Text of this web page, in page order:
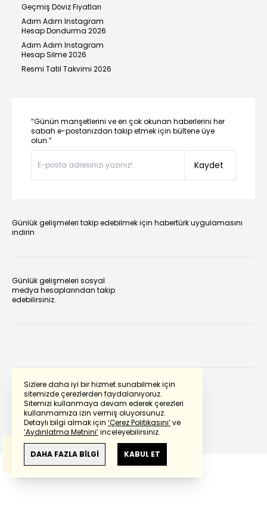
Sizlere daha iyi bir hizmet sunabilmek için
sitemizde çerezlerden faydalanıyoruz.
Sitemizi kullanmaya devam ederek çerezleri
kullanmamıza izin vermiş oluyorsunuz.
Detaylı bilgi almak için ‘Çerez Politikasını’ve
‘Aydınlatma Metnini’inceleyebilirsiniz.
DAHA FAZLA BİLGİ KABUL ET
Geçmiş Döviz Fiyatları
Adım Adım Instagram
Hesap Dondurma 2026
Adım Adım Instagram
Hesap Silme 2026
Resmi Tatil Takvimi 2026
“Günün manşetlerini ve en çok okunan haberlerini her
sabah e-postanızdan takip etmek için bültene üye
olun.”
Kaydet
Günlük gelişmeleri takip edebilmek için habertürk uygulamasını
indirin
Günlük gelişmeleri sosyal
medya hesaplarından takip
edebilirsiniz.
Powered by Translate
Bu çevirideGoogle Transletekullanılmıştır.
Anlam ve çeviri hatalarından
haberturk.com
sorumlu değildir.